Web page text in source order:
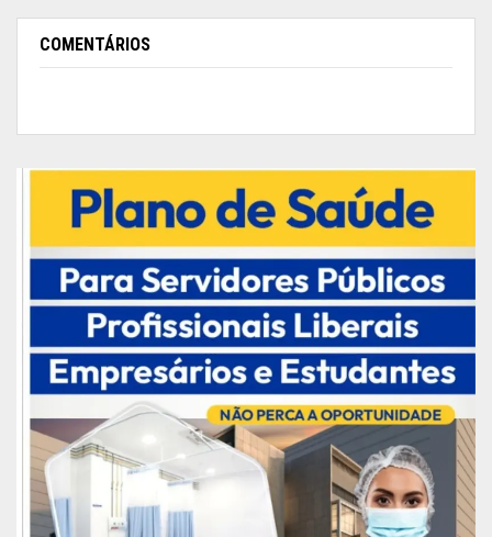
“Muitas pessoas carentes em nossa comunidade
estão passando por dificuldades e ficamos
está trazendo esse benefício”, disse.
O Programa Comida em Casa já entregou 41.735
cestas para os setores da alimentação, turismo,
eventos, artesãos, trabalhadores domésticos,
profissionais da beleza, transportes e
trabalhadores informais como batedores de açaí
e catraieiros.
Cada entidade responsável assinou um termo de
compromisso de recebimento e preencheu a
cautela de entrega das cestas para as famílias
beneficiadas, além da prestação de contas junto
à Sims e órgãos de controle.
COMENTÁRIOS